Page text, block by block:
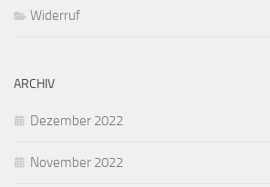
Widerruf
ARCHIV
Dezember 2022
November 2022